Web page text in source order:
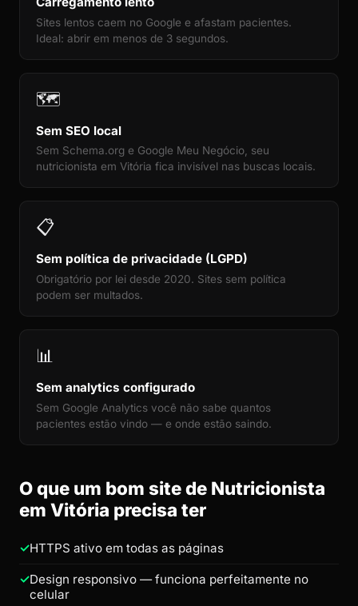
Sites lentos caem no Google e afastam pacientes.
Ideal: abrir em menos de 3 segundos.
🗺️
Sem SEO local
Sem Schema.org e Google Meu Negócio, seu
nutricionista em Vitória fica invisível nas buscas locais.
📋
Sem política de privacidade (LGPD)
Obrigatório por lei desde 2020. Sites sem política
podem ser multados.
📊
Sem analytics configurado
Sem Google Analytics você não sabe quantos
pacientes estão vindo — e onde estão saindo.
O que um bom site de Nutricionista
em Vitória precisa ter
HTTPS ativo em todas as páginas
Design responsivo — funciona perfeitamente no
celular